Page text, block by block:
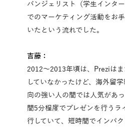
バンジェリスト（学生インタ
でのマーケティング活動をお
いたという流れでした。
吉藤：
2012～2013年頃は、Preziは
していなかったけど、海外留
向の強い人の間では人気があ
間5分程度でプレゼンを行うラ
行していて、短時間でインパ